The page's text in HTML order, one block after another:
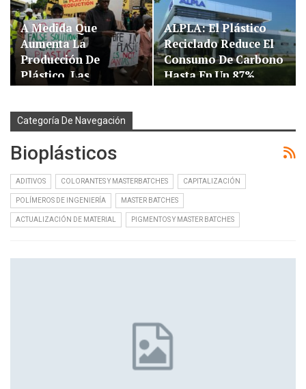
A Medida Que
Aumenta La
Producción De
Plástico, Las
Reducir El Plástico…
ALPLA: El Plástico
Reciclado Reduce El
Consumo De Carbono
Hasta En Un 87%...
Categoría De Navegación
Bioplásticos
ADITIVOS COLORANTES Y MASTERBATCHES CAPITALIZACIÓN
POLÍMEROS DE INGENIERÍA MASTER BATCHES
ACTUALIZACIÓN DE MATERIAL PIGMENTOS Y MASTER BATCHES